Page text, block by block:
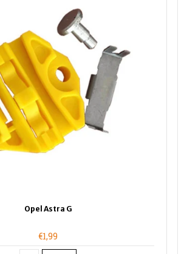
Opel Astra G
€1,99